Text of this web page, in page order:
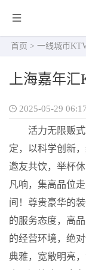
首页 > 一线城市
上海嘉年
2025-05-29
活力无限贩
定，以科学创新
邀友共饮，举杯
凡响，集高品位
间！尊贵豪华的
的服务态度，高
的经营环境，绝
典雅，宽敞明亮